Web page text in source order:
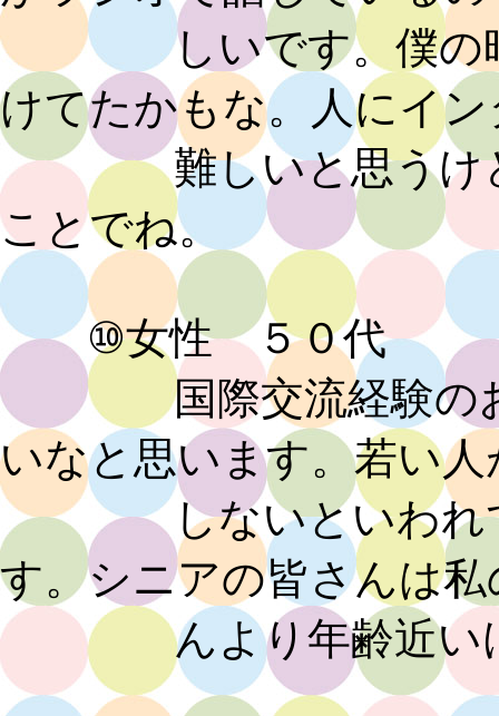
しいです。僕の時こ
けてたかもな。人にイ
難しいと思うけど
ことでね。
⑩女性 ５０代
国際交流経験のお話
いなと思います。若い人
しないといわれて
す。シニアの皆さんは
んより年齢近いけ